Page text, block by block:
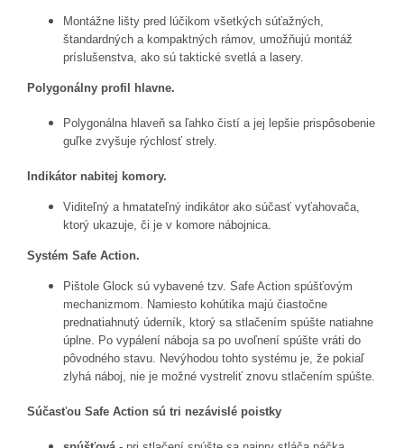
Montážne lišty pred lúčikom všetkých súťažných,
štandardných a kompaktných rámov, umožňujú montáž
príslušenstva, ako sú taktické svetlá a lasery.
Polygonálny profil hlavne.
Polygonálna hlaveň sa ľahko čistí a jej lepšie prispôsobenie
guľke zvyšuje rýchlosť strely.
Indikátor nabitej komory.
Viditeľný a hmatateľný indikátor ako súčasť vyťahovača,
ktorý ukazuje, či je v komore nábojnica.
Systém Safe Action.
Pištole Glock sú vybavené tzv. Safe Action spúšťovým
mechanizmom. Namiesto kohútika majú čiastočne
prednatiahnutý úderník, ktorý sa stlačením spúšte natiahne
úplne. Po vypálení náboja sa po uvoľnení spúšte vráti do
pôvodného stavu. Nevýhodou tohto systému je, že pokiaľ
zlyhá náboj, nie je možné vystreliť znovu stlačením spúšte.
Súčasťou Safe Action sú tri nezávislé poistky